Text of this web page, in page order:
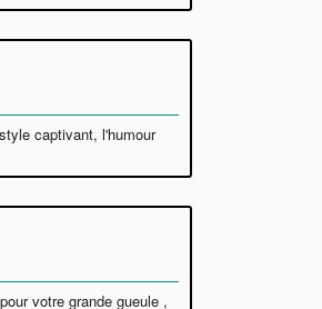
captivant, l'humour
votre grande gueule ,